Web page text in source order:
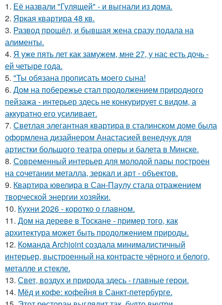
1. Её назвали "Гулящей" - и выгнали из дома.
2. Яркая квартира 48 кв.
3. Развод прошёл, и бывшая жена сразу подала на
алименты.
4. Я уже пять лет как замужем, мне 27, у нас есть дочь -
ей четыре года.
5. "Ты обязана прописать моего сына!
6. Дом на побережье стал продолжением природного
пейзажа - интерьер здесь не конкурирует с видом, а
аккуратно его усиливает.
7. Светлая элегантная квартира в сталинском доме была
оформлена дизайнером Анастасией венедчук для
артистки большого театра оперы и балета в Минске.
8. Современный интерьер для молодой пары построен
на сочетании металла, зеркал и арт - объектов.
9. Квартира ювелира в Сан-Паулу стала отражением
творческой энергии хозяйки.
10. Кухни 2026 - коротко о главном.
11. Дом на дереве в Тоскане - пример того, как
архитектура может быть продолжением природы.
12. Команда Archjoint создала минималистичный
интерьер, выстроенный на контрасте чёрного и белого,
металле и стекле.
13. Свет, воздух и природа здесь - главные герои.
14. Мёд и кофе: кофейня в Санкт-петербурге.